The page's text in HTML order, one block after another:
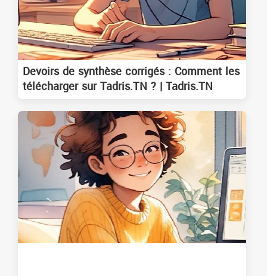
Devoirs de synthèse corrigés : Comment les
télécharger sur Tadris.TN ? | Tadris.TN